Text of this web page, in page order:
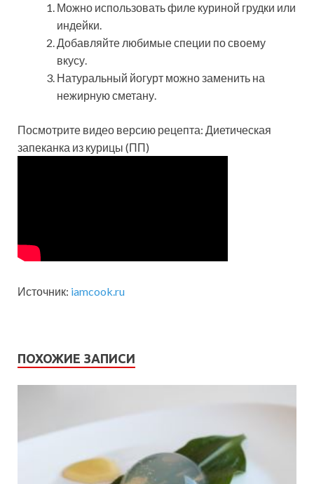
Можно использовать филе куриной грудки или
индейки.
Добавляйте любимые специи по своему
вкусу.
Натуральный йогурт можно заменить на
нежирную сметану.
Посмотрите видео версию рецепта: Диетическая
запеканка из курицы (ПП)
Источник: iamcook.ru
ПОХОЖИЕ ЗАПИСИ